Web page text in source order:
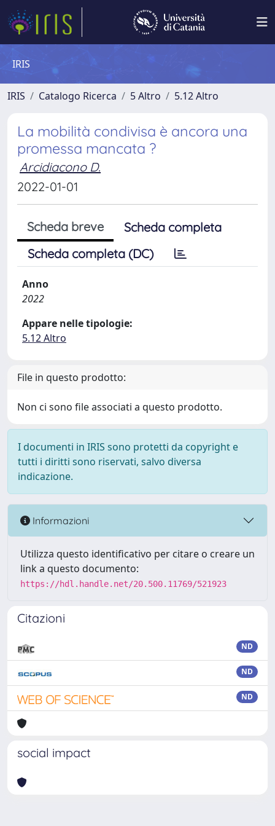
IRIS
IRIS Catalogo Ricerca 5 Altro 5.12 Altro
La mobilità condivisa è ancora una
promessa mancata ?
Arcidiacono D.
2022-01-01
Scheda breve
Scheda completa
Scheda completa (DC)
Anno
2022
Appare nelle tipologie:
5.12 Altro
File in questo prodotto:
Non ci sono file associati a questo prodotto.
I documenti in IRIS sono protetti da copyright e
tutti i diritti sono riservati, salvo diversa
indicazione.
Informazioni
Utilizza questo identificativo per citare o creare un
link a questo documento:
https://hdl.handle.net/20.500.11769/521923
Citazioni
ND
ND
ND
social impact